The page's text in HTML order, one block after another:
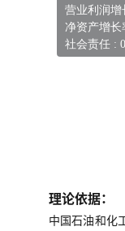
营业利润增
净资产增长
社会责任 :
理论依据：
中国石油和化